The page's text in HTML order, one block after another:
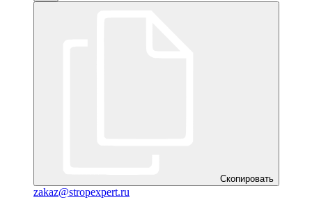
Скопировать
zakaz@stropexpert.ru